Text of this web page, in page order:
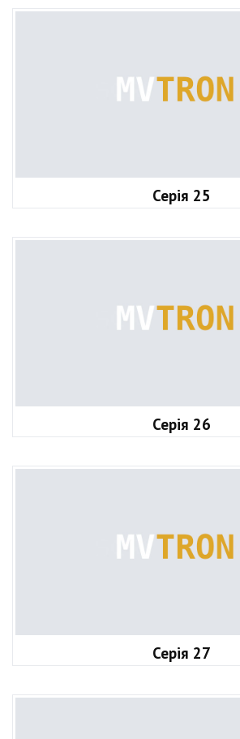
Серія 25
Серія 26
Серія 27